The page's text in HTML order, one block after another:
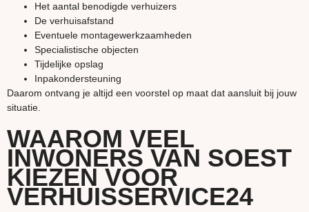
Het aantal benodigde verhuizers
De verhuisafstand
Eventuele montagewerkzaamheden
Specialistische objecten
Tijdelijke opslag
Inpakondersteuning
Daarom ontvang je altijd een voorstel op maat dat aansluit bij jouw
situatie.
WAAROM VEEL
INWONERS VAN SOEST
KIEZEN VOOR
VERHUISSERVICE24